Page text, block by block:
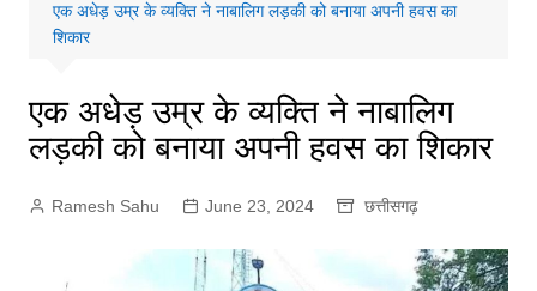
एक अधेड़ उम्र के व्यक्ति ने नाबालिग लड़की को बनाया अपनी हवस का
शिकार
एक अधेड़ उम्र के व्यक्ति ने नाबालिग
लड़की को बनाया अपनी हवस का शिकार
Ramesh Sahu June 23, 2024 छत्तीसगढ़